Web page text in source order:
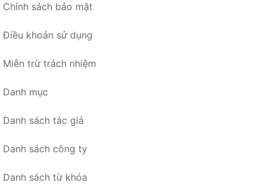
Chính sách bảo mật
Điều khoản sử dụng
Miễn trừ trách nhiệm
Danh mục
Danh sách tác giả
Danh sách công ty
Danh sách từ khóa